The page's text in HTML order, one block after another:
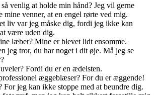
venlig at holde min hånd? Jeg vil gerne
venner, at en engel rørte ved mig.
liv var jeg måske dig, fordi jeg ikke kan
være uden dig.
læber? Mine er blevet lidt ensomme.
jeg tror, du har noget i dit øje. Må jeg se
Fordi du er en ædelsten.
æggeblæser? For du er æggende!
For jeg kan ikke stoppe med at beundre dig.